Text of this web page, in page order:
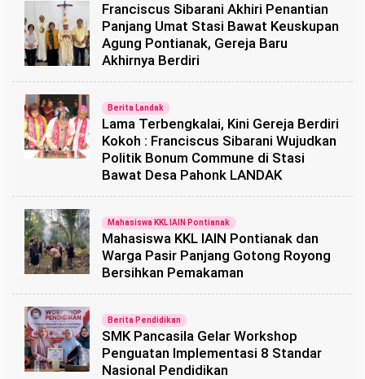
Franciscus Sibarani Akhiri Penantian
Panjang Umat Stasi Bawat Keuskupan
Agung Pontianak, Gereja Baru
Akhirnya Berdiri
Berita Landak
Lama Terbengkalai, Kini Gereja Berdiri
Kokoh : Franciscus Sibarani Wujudkan
Politik Bonum Commune di Stasi
Bawat Desa Pahonk LANDAK
Mahasiswa KKL IAIN Pontianak
Mahasiswa KKL IAIN Pontianak dan
Warga Pasir Panjang Gotong Royong
Bersihkan Pemakaman
Berita Pendidikan
SMK Pancasila Gelar Workshop
Penguatan Implementasi 8 Standar
Nasional Pendidikan